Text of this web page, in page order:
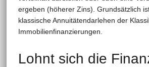
ergeben (höherer Zins). Grundsätzlich
klassische Annuitätendarlehen der
Immobilienfinanzierungen.
Lohnt sich die